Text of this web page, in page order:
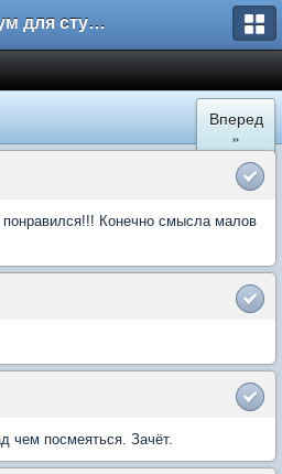
Форум для студента СГА
Вперед
»
Конечно смысла малов
чем посмеяться. Зачёт.